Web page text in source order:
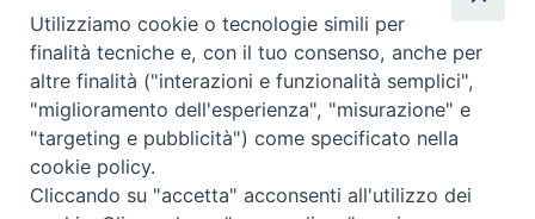
TV 2000
Utilizziamo cookie o tecnologie simili per
finalità tecniche e, con il tuo consenso, anche per
altre finalità ("interazioni e funzionalità semplici",
"miglioramento dell'esperienza", "misurazione" e
"targeting e pubblicità") come specificato nella
cookie policy.
Cliccando su "accetta" acconsenti all'utilizzo dei